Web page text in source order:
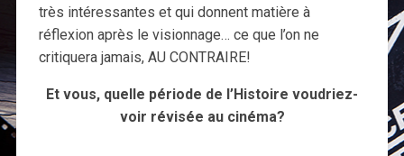
très intéressantes et qui donnent matière à
réflexion après le visionnage… ce que l’on ne
critiquera jamais, AU CONTRAIRE!
Et vous, quelle période de l’Histoire voudriez-
voir révisée au cinéma?